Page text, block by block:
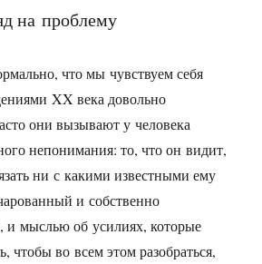
на проблему
что мы чувствуем себя
XX века довольно
они вызывают у человека
непонимания: то, что он видит,
ни с какими известными ему
и собственно
и мыслью об усилиях, которые
чтобы во всем этом разобраться,